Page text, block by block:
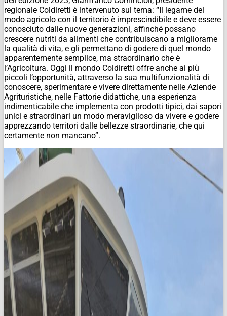
regionale Coldiretti è intervenuto sul tema: “Il legame del
modo agricolo con il territorio è imprescindibile e deve essere
conosciuto dalle nuove generazioni, affinché possano
crescere nutriti da alimenti che contribuiscano a migliorarne
la qualità di vita, e gli permettano di godere di quel mondo
apparentemente semplice, ma straordinario che è
l’Agricoltura. Oggi il mondo Coldiretti offre anche ai più
piccoli l’opportunità, attraverso la sua multifunzionalità di
conoscere, sperimentare e vivere direttamente nelle Aziende
Agrituristiche, nelle Fattorie didattiche, una esperienza
indimenticabile che implementa con prodotti tipici, dai sapori
unici e straordinari un modo meraviglioso da vivere e godere
apprezzando territori dalle bellezze straordinarie, che qui
certamente non mancano”.